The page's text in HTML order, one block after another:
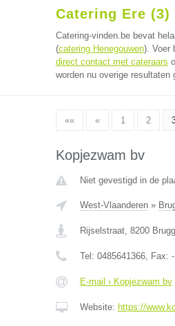
Catering Ere (3)
Catering-vinden.be bevat
(catering Henegouwen). Voer
direct contact met cateraars
worden nu overige resultaten
«« « 1 2
Kopjezwam bv
Niet gevestigd in de
West-Vlaanderen»
Rijselstraat, 8200
Tel: 0485641366, Fax: -
E-mail › Kopjezwam bv
Website: https://